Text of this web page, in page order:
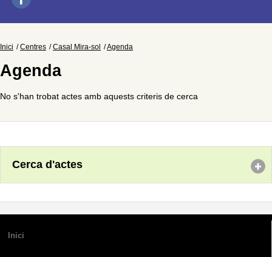
Inici Centres Casal Mira-sol Agenda
Agenda
No s'han trobat actes amb aquests criteris de cerca
Cerca d'actes
Inici